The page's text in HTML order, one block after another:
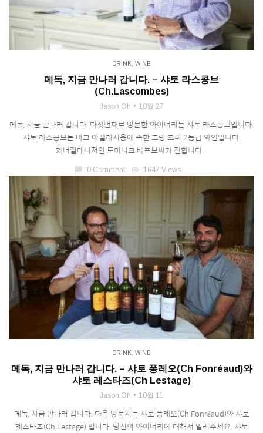
DRINK WINE
메독, 지금 만나러 갑니다. – 샤토 라스콩브
(Ch.Lascombes)
Jason Oh 10월 27
메독, 지금 만나러 갑니다. 다섯번째로 방문한 와이너리는 샤토 라스콩브입니다.
샤토 라스콩브는 마고 아펠라시옹에 속한 그랑 크뤼 2등급 와인입니다.
제너럴매니저인 도미니크 베프브씨가 전합니다.
chat_bubble 0 Comment visibility 1647 Views
DRINK, WINE
메독, 지금 만나러 갑니다. – 샤토 퐁레오(Ch Fonréaud)와
샤토 레스타즈(Ch Lestage)
Jason Oh 10월 11
메독, 지금 만나러 갑니다. 다음 방문지는 샤토 퐁레오(Ch Fonréaud)와 샤토
레스타즈(Ch Lestage) 입니다. 당신의 와이너리에 대해서 알려주세요. 샤토